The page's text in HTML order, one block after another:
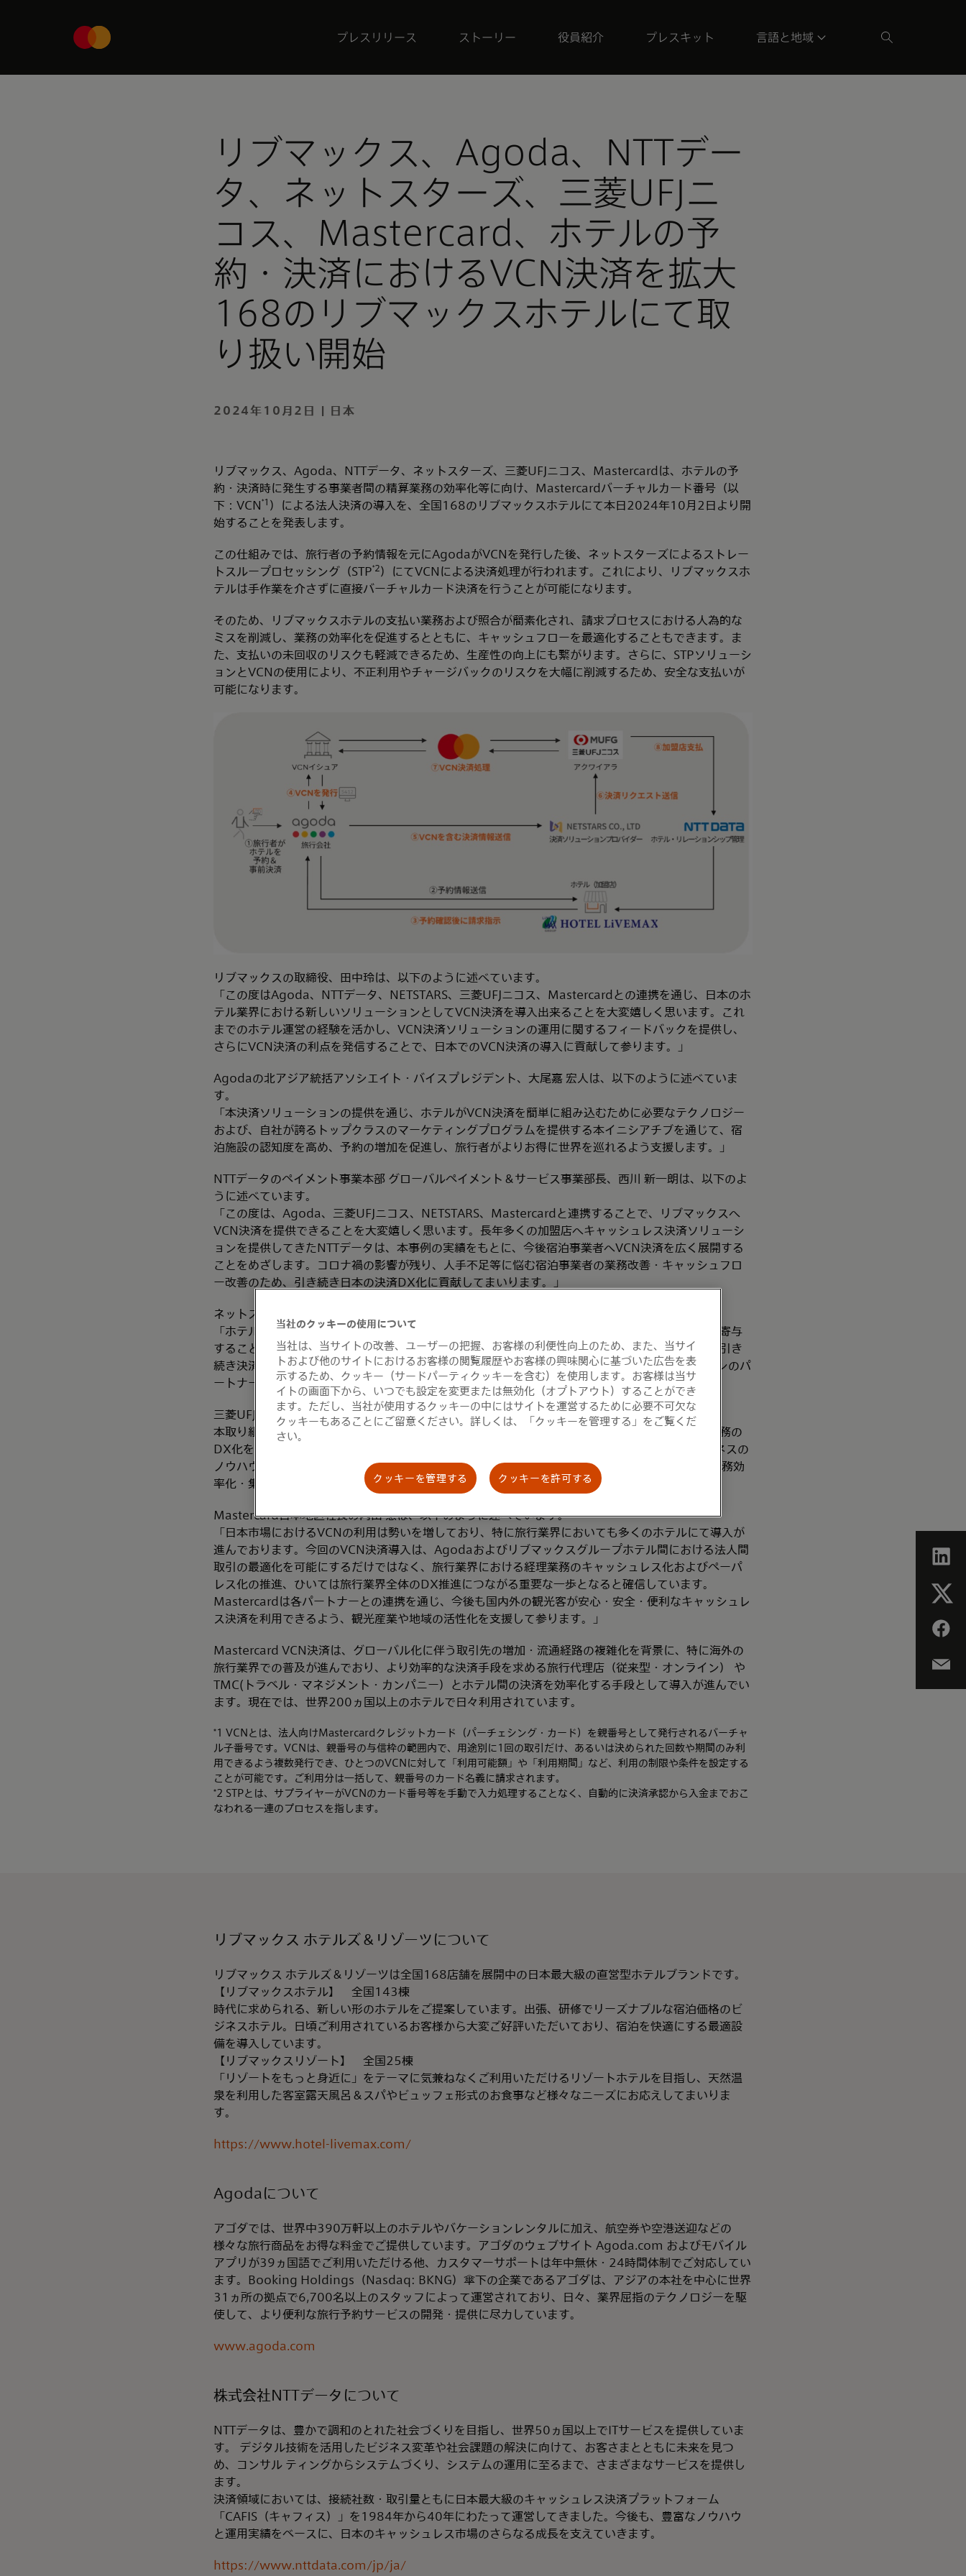
プレスリリース ストーリー 役員紹介 プレスキット 言語と地域
リブマックス、Agoda、NTTデー
タ、ネットスターズ、三菱UFJニ
コス、Mastercard、ホテルの予
約・決済におけるVCN決済を拡大
168のリブマックスホテルにて取
り扱い開始
2024年10月2日 | 日本
リブマックス、Agoda、NTTデータ、ネットスターズ、三菱UFJニコス、Mastercardは、ホテルの予
約・決済時に発生する事業者間の精算業務の効率化等に向け、Mastercardバーチャルカード番号（以
下：VCN*1 ）による法人決済の導入を、全国168のリブマックスホテルにて本日2024年10月2日より開
始することを発表します。
この仕組みでは、旅行者の予約情報を元にAgodaがVCNを発行した後、ネットスターズによるストレー
トスループロセッシング（STP*2）にてVCNによる決済処理が行われます。これにより、リブマックスホ
テルは手作業を介さずに直接バーチャルカード決済を行うことが可能になります。
そのため、リブマックスホテルの支払い業務および照合が簡素化され、請求プロセスにおける人為的な
ミスを削減し、業務の効率化を促進するとともに、キャッシュフローを最適化することもできます。ま
た、支払いの未回収のリスクも軽減できるため、生産性の向上にも繋がります。さらに、STPソリューシ
ョンとVCNの使用により、不正利用やチャージバックのリスクを大幅に削減するため、安全な支払いが
可能になります。
リブマックスの取締役、田中玲は、以下のように述べています。
「この度はAgoda、NTTデータ、NETSTARS、三菱UFJニコス、Mastercardとの連携を通じ、日本のホ
テル業界における新しいソリューションとしてVCN決済を導入出来ることを大変嬉しく思います。これ
までのホテル運営の経験を活かし、VCN決済ソリューションの運用に関するフィードバックを提供し、
さらにVCN決済の利点を発信することで、日本でのVCN決済の導入に貢献して参ります。」
Agodaの北アジア統括アソシエイト・バイスプレジデント、大尾嘉 宏人は、以下のように述べていま
す。
「本決済ソリューションの提供を通じ、ホテルがVCN決済を簡単に組み込むために必要なテクノロジー
および、自社が誇るトップクラスのマーケティングプログラムを提供する本イニシアチブを通じて、宿
泊施設の認知度を高め、予約の増加を促進し、旅行者がよりお得に世界を巡れるよう支援します。」
NTTデータのペイメント事業本部 グローバルペイメント＆サービス事業部長、西川 新一朗は、以下のよ
うに述べています。
「この度は、Agoda、三菱UFJニコス、NETSTARS、Mastercardと連携することで、リブマックスへ
VCN決済を提供できることを大変嬉しく思います。長年多くの加盟店へキャッシュレス決済ソリューシ
ョンを提供してきたNTTデータは、本事例の実績をもとに、今後宿泊事業者へVCN決済を広く展開する
ことをめざします。コロナ禍の影響が残り、人手不足等に悩む宿泊事業者の業務改善・キャッシュフロ
ー改善のため、引き続き日本の決済DX化に貢献してまいります。」
ネットスターズの代表取締役社長CEOの李 剛は、以下のように述べています。
「ホテルの支払い・請求の効率化に、当社の提供するマルチキャッシュレス決済ソリューションが寄与
することができ、うれしく思っています。当社のこれまでの経験と、強みである技術力をいかし、引き
続き決済業務のDX化を推進してまいります。今後もVCN決済の推進に向け、多くのホテルチェーンのパ
ートナーと協業して参ります。」
三菱UFJニコスの代表取締役社長 角田 典彦は、以下のように述べています。
本取り組みは当社初であり、ホテルの法人客取引におけるキャッシュレス化に加え、請求・精算業務の
DX化を進める大きな一歩になると考えております。弊社の永年培ってきたクレジットカードビジネスの
ノウハウや豊富な加盟店網を活かし、国内のホテル様に対してVCN決済ソリューションを推進、業務効
率化・集客増加をサポートしてまいります。
Mastercard日本地区社長の内山 憲は、以下のように述べています。
「日本市場におけるVCNの利用は勢いを増しており、特に旅行業界においても多くのホテルにて導入が
進んでおります。今回のVCN決済導入は、Agodaおよびリブマックスグループホテル間における法人間
取引の最適化を可能にするだけではなく、旅行業界における経理業務のキャッシュレス化およびペーパ
レス化の推進、ひいては旅行業界全体のDX推進につながる重要な一歩となると確信しています。
Mastercardは各パートナーとの連携を通じ、今後も国内外の観光客が安心・安全・便利なキャッシュレ
ス決済を利用できるよう、観光産業や地域の活性化を支援して参ります。」
Mastercard VCN決済は、グローバル化に伴う取引先の増加・流通経路の複雑化を背景に、特に海外の
旅行業界での普及が進んでおり、より効率的な決済手段を求める旅行代理店（従来型・オンライン） や
TMC(トラベル・マネジメント・カンパニー）とホテル間の決済を効率化する手段として導入が進んでい
ます。現在では、世界200ヵ国以上のホテルで日々利用されています。
*1 VCNとは、法人向けMastercardクレジットカード（パーチェシング・カード）を親番号として発行されるバーチャ
ル子番号です。VCNは、親番号の与信枠の範囲内で、用途別に1回の取引だけ、あるいは決められた回数や期間のみ利
用できるよう複数発行でき、ひとつのVCNに対して「利用可能額」や「利用期間」など、利用の制限や条件を設定する
ことが可能です。ご利用分は一括して、親番号のカード名義に請求されます。
*2 STPとは、サプライヤーがVCNのカード番号等を手動で入力処理することなく、自動的に決済承認から入金までおこ
なわれる一連のプロセスを指します。
リブマックス ホテルズ＆リゾーツについて
リブマックス ホテルズ＆リゾーツは全国168店舗を展開中の日本最大級の直営型ホテルブランドです。
【リブマックスホテル】 全国143棟
時代に求められる、新しい形のホテルをご提案しています。出張、研修でリーズナブルな宿泊価格のビ
ジネスホテル。日頃ご利用されているお客様から大変ご好評いただいており、宿泊を快適にする最適設
備を導入しています。
【リブマックスリゾート】 全国25棟
「リゾートをもっと身近に」をテーマに気兼ねなくご利用いただけるリゾートホテルを目指し、天然温
泉を利用した客室露天風呂＆スパやビュッフェ形式のお食事など様々なニーズにお応えしてまいりま
す。
https://www.hotel-livemax.com/
Agodaについて
アゴダでは、世界中390万軒以上のホテルやバケーションレンタルに加え、航空券や空港送迎などの
様々な旅行商品をお得な料金でご提供しています。アゴダのウェブサイト Agoda.com およびモバイル
アプリが39ヵ国語でご利用いただける他、カスタマーサポートは年中無休・24時間体制でご対応してい
ます。Booking Holdings（Nasdaq: BKNG）傘下の企業であるアゴダは、アジアの本社を中心に世界
31ヵ所の拠点で6,700名以上のスタッフによって運営されており、日々、業界屈指のテクノロジーを駆
使して、より便利な旅行予約サービスの開発・提供に尽力しています。
www.agoda.com
株式会社NTTデータについて
NTTデータは、豊かで調和のとれた社会づくりを目指し、世界50ヵ国以上でITサービスを提供していま
す。 デジタル技術を活用したビジネス変革や社会課題の解決に向けて、お客さまとともに未来を見つ
め、コンサル ティングからシステムづくり、システムの運用に至るまで、さまざまなサービスを提供し
ます。
決済領域においては、接続社数・取引量ともに日本最大級のキャッシュレス決済プラットフォーム
「CAFIS（キャフィス）」を1984年から40年にわたって運営してきました。今後も、豊富なノウハウ
と運用実績をベースに、日本のキャッシュレス市場のさらなる成長を支えていきます。
https://www.nttdata.com/jp/ja/
当社のクッキーの使用について
当社は、当サイトの改善、ユーザーの把握、お客様の利便性向上のため、また、当サイ
トおよび他のサイトにおけるお客様の閲覧履歴やお客様の興味関心に基づいた広告を表
示するため、クッキー（サードパーティクッキーを含む）を使用します。お客様は当サ
イトの画面下から、いつでも設定を変更または無効化（オプトアウト）することができ
ます。ただし、当社が使用するクッキーの中にはサイトを運営するために必要不可欠な
クッキーもあることにご留意ください。詳しくは、「クッキーを管理する」をご覧くだ
さい。
クッキーを許可する
クッキーを管理する